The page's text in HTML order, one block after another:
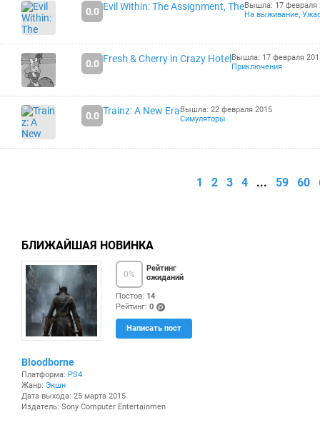
0.0 Evil Within: The Assignment, TheВышла: 17 февраля
На выживание,
0.0 Fresh & Cherry in Crazy Hotel Вышла: 17 февраля
Приключения
0.0 Trainz: A New EraВышла: 22 февраля 2015
Симуляторы
1 2 3 4 ... 59 60
БЛИЖАЙШАЯ НОВИНКА
0%
Рейтинг
ожиданий
Постов: 14
Рейтинг: 0
(po
ints
)
Написать пост
Bloodborne
Платформа: PS4
Жанр: Экшн
Дата выхода: 25 марта 2015
Издатель: Sony Computer Entertainmen